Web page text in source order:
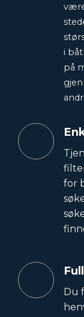
i
på
for
Du